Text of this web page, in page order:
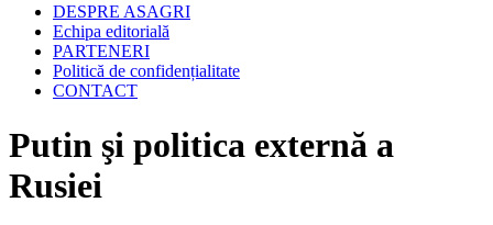
DESPRE ASAGRI
Echipa editorială
PARTENERI
Politică de confidențialitate
CONTACT
Putin şi politica externă a
Rusiei